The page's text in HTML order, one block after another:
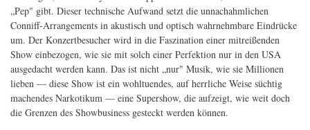
„Pep" gibt. Dieser technische Aufwand setzt die unnachahmlichen
Conniff-Arrangements in akustisch und optisch wahrnehmbare Eindrücke
um. Der Konzertbesucher wird in die Faszination einer mitreißenden
Show einbezogen, wie sie mit solch einer Perfektion nur in den USA
ausgedacht werden kann. Das ist nicht „nur" Musik, wie sie Millionen
lieben — diese Show ist ein wohltuendes, auf herrliche Weise süchtig
machendes Narkotikum — eine Supershow, die aufzeigt, wie weit doch
die Grenzen des Showbusiness gesteckt werden können.